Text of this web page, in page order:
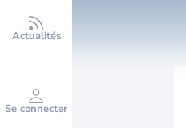
Actualités
Se connecter